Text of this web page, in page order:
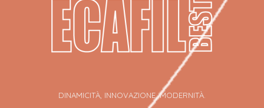
DINAMICITÀ, INNOVAZIONE, MODERNITÀ.